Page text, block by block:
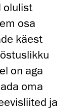
olulist
osa
käest
on aga
oma
ja